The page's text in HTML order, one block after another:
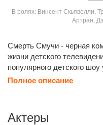
В ролях: Винсент Скьявелли,
Артран,
Смерть Смучи - черная
жизни детского
популярного детского
берут порядочного Смучи,
Полное описание
Актеры